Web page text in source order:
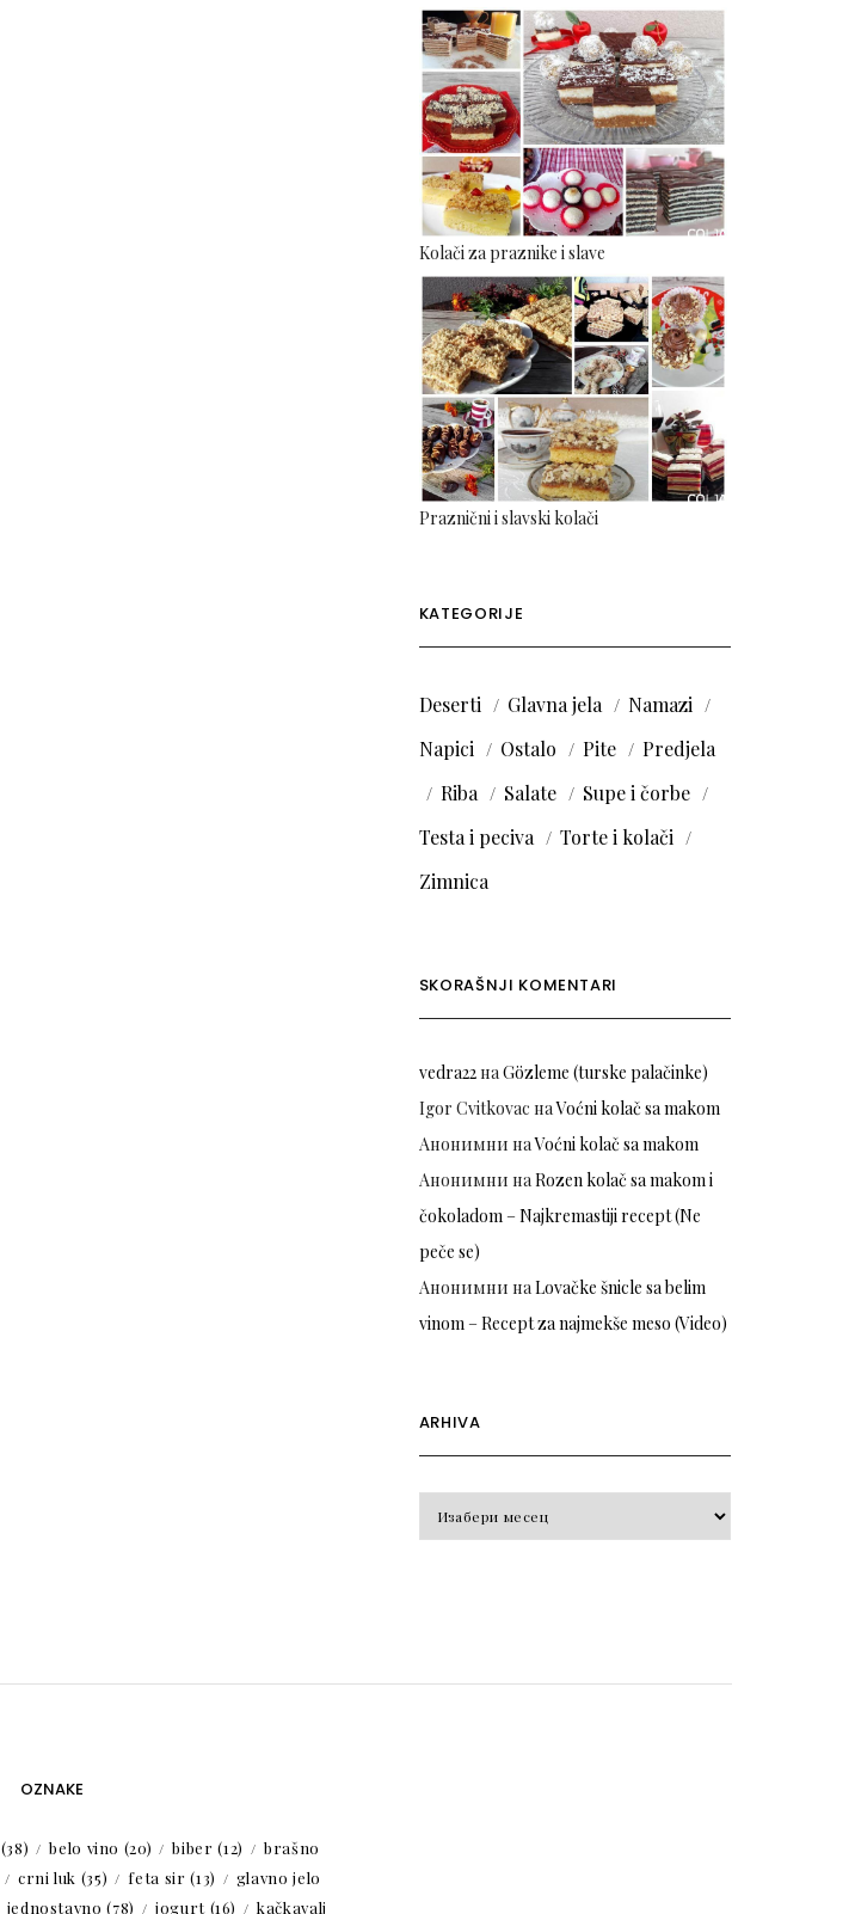
Kolači za praznike i slave
Praznični i slavski kolači
KATEGORIJE
Deserti Glavna jela
Namazi
Napici
Ostalo Pite
Predjela
Riba
Salate
Supe i čorbe
Testa i peciva
Torte i kolači
Zimnica
SKORAŠNJI KOMENTARI
vedra22наGözleme (turske palačinke)
Igor Cvitkovac наVoćni kolač sa makom
Анонимни наVoćni kolač sa makom
Анонимни наRozen kolač sa makom i
čokoladom – Najkremastiji recept (Ne
peče se)
Анонимни наLovačke šnicle sa belim
vinom – Recept za najmekše meso (Video)
ARHIVA
OZNAKE
(38) belo vino (20) biber (12)
brašno
crni luk (35) feta sir (13)
glavno jelo
jednostavno (78) jogurt(16) kačkavalj